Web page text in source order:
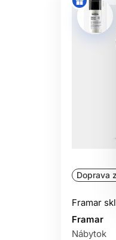
Doprava
Framar
Framar
Nábytok